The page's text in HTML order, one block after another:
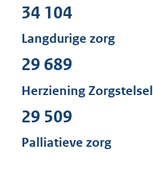
34 104
Langdurige zorg
29 689
Herziening Zorgstelsel
29 509
Palliatieve zorg